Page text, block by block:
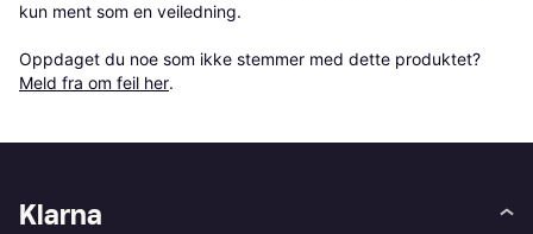
kun ment som en veiledning.
Oppdaget du noe som ikke stemmer med dette produktet?
Meld fra om feil her.
Klarna